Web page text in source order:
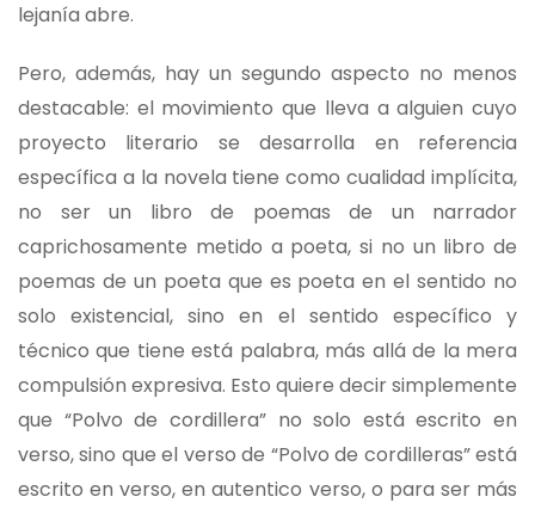
lejanía abre.
Pero, además, hay un segundo aspecto no menos
destacable: el movimiento que lleva a alguien cuyo
proyecto literario se desarrolla en referencia
específica a la novela tiene como cualidad implícita,
no ser un libro de poemas de un narrador
caprichosamente metido a poeta, si no un libro de
poemas de un poeta que es poeta en el sentido no
solo existencial, sino en el sentido específico y
técnico que tiene está palabra, más allá de la mera
compulsión expresiva. Esto quiere decir simplemente
que “Polvo de cordillera” no solo está escrito en
verso, sino que el verso de “Polvo de cordilleras” está
escrito en verso, en autentico verso, o para ser más